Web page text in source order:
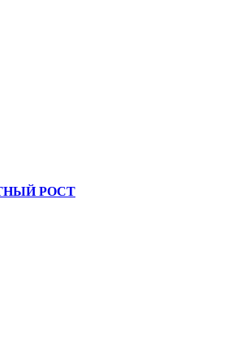
РОСТ